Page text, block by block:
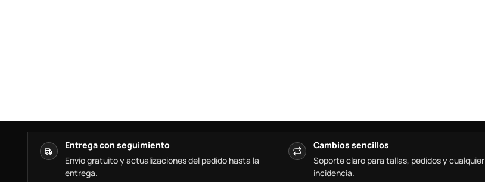
Entrega con seguimiento
Envío gratuito y actualizaciones del pedido hasta la
entrega.
Cambios sencillos
Soporte claro para tallas, pedidos y cualquier
incidencia.